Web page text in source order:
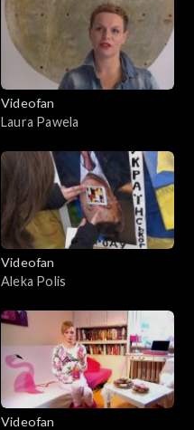
Videofan
Laura Pawela
Videofan
Aleka Polis
Videofan